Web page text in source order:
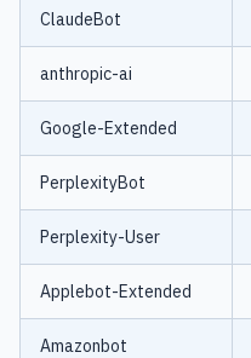
ClaudeBot
anthropic-ai
Google-Extended
PerplexityBot
Perplexity-User
Applebot-Extended
Amazonbot